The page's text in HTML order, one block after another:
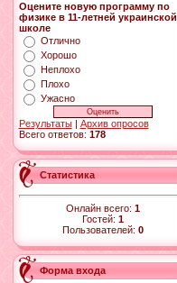
Оцените новую программу по
физике в 11-летней украинской
школе
Отлично
Хорошо
Неплохо
Плохо
Ужасно
Результаты| Архив опросов
Всего ответов: 178
Статистика
Онлайн всего: 1
Гостей: 1
Пользователей: 0
Форма входа